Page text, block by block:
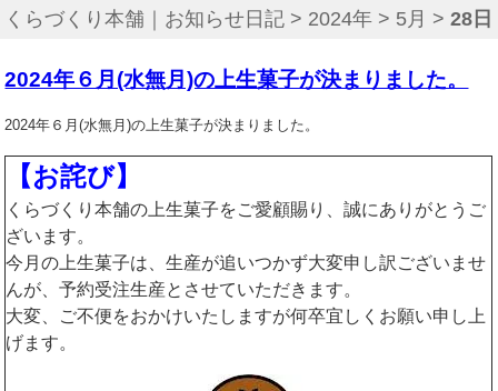
くらづくり本舗｜お知らせ日記 > 2024年 > 5月 >28日
2024年６月(水無月)の上生菓子が決まりました。
2024年６月(水無月)の上生菓子が決まりました。
【お詫び】
くらづくり本舗の上生菓子をご愛顧賜り、誠にありがとうご
ざいます。
今月の上生菓子は、生産が追いつかず大変申し訳ございませ
んが、予約受注生産とさせていただきます。
大変、ご不便をおかけいたしますが何卒宜しくお願い申し上
げます。